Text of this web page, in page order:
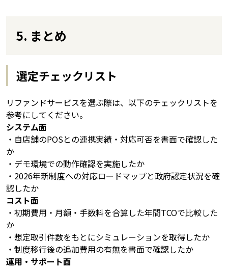
5. まとめ
選定チェックリスト
リファンドサービスを選ぶ際は、以下のチェックリストを
参考にしてください。
システム面
・自店舗のPOSとの連携実績・対応可否を書面で確認した
か
・デモ環境での動作確認を実施したか
・2026年新制度への対応ロードマップと政府認定状況を確
認したか
コスト面
・初期費用・月額・手数料を合算した年間TCOで比較した
か
・想定取引件数をもとにシミュレーションを取得したか
・制度移行後の追加費用の有無を書面で確認したか
運用・サポート面